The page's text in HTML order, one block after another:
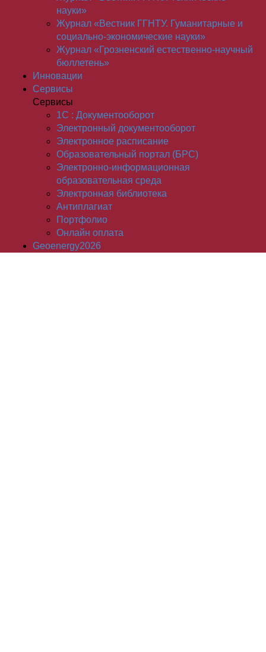
науки»
Журнал «Вестник ГГНТУ. Гуманитарные и
социально-экономические науки»
Журнал «Грозненский естественно-научный
бюллетень»
Инновации
Сервисы
Сервисы
1С : Документооборот
Электронный документооборот
Электронное расписание
Образовательный портал (БРС)
Электронно-информационная
образовательная среда
Электронная библиотека
Антиплагиат
Портфолио
Онлайн оплата
Geoenergy2026